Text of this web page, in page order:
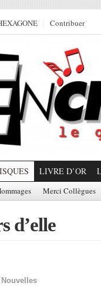
Contribuer
LIVRE D’OR
Merci Collègues
d’elle
Nouvelles